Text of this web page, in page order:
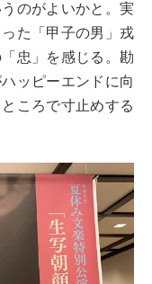
のがよいかと。実
た「甲子の男」戎
忠」を感じる。勘
ッピーエンドに向
ころで寸止めする